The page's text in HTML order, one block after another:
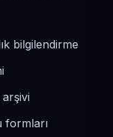
bilgilendirme
formları